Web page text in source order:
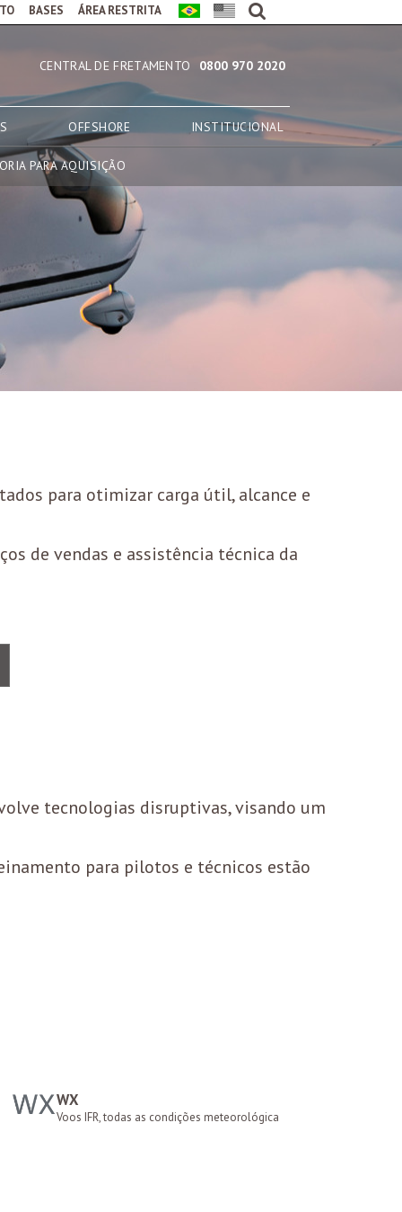
BASES ÁREA RESTRITA
0800 970 2020
CENTRAL DE FRETAMENTO
OFFSHORE INSTITUCIONAL
PARA AQUISIÇÃO
para otimizar carga útil, alcance e
de vendas e assistência técnica da
tecnologias disruptivas, visando um
para pilotos e técnicos estão
WX
Voos IFR, todas as condições meteorológica